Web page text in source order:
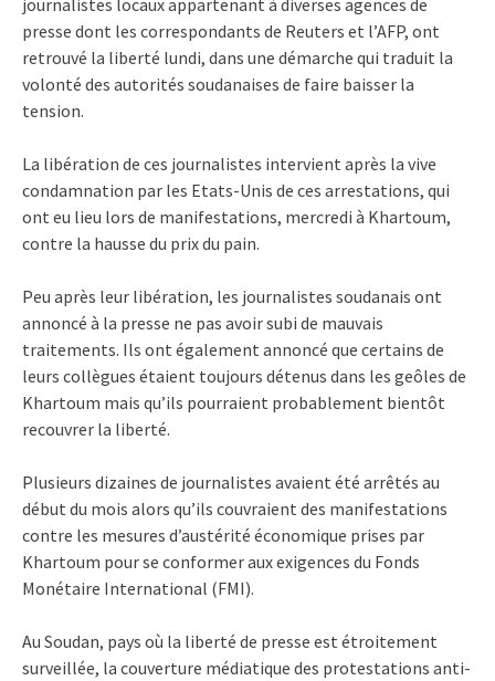
journalistes locaux appartenant à diverses agences de
presse dont les correspondants de Reuters et l’AFP, ont
retrouvé la liberté lundi, dans une démarche qui traduit la
volonté des autorités soudanaises de faire baisser la
tension.
La libération de ces journalistes intervient après la vive
condamnation par les Etats-Unis de ces arrestations, qui
ont eu lieu lors de manifestations, mercredi à Khartoum,
contre la hausse du prix du pain.
Peu après leur libération, les journalistes soudanais ont
annoncé à la presse ne pas avoir subi de mauvais
traitements. Ils ont également annoncé que certains de
leurs collègues étaient toujours détenus dans les geôles de
Khartoum mais qu’ils pourraient probablement bientôt
recouvrer la liberté.
Plusieurs dizaines de journalistes avaient été arrêtés au
début du mois alors qu’ils couvraient des manifestations
contre les mesures d’austérité économique prises par
Khartoum pour se conformer aux exigences du Fonds
Monétaire International (FMI).
Au Soudan, pays où la liberté de presse est étroitement
surveillée, la couverture médiatique des protestations anti-